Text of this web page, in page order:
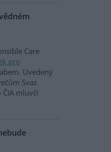
Care
pro
Uvedený
Svaz
mluvčí